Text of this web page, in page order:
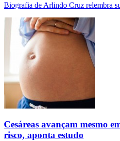
Biografia de Arlindo Cruz relembra
Cesáreas avançam mesmo
risco, aponta estudo